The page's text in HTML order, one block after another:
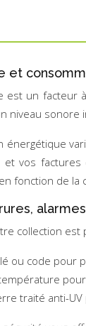
et
est un facteur
niveau
énergétique
et vos factures
fonction de la
collection
ou code pour
traité anti-